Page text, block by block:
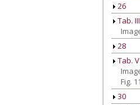
26
Tab.
28
Tab. V
Fig.
30